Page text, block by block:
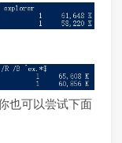
也可以尝试下面